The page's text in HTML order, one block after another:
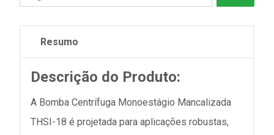
Resumo
Descrição do Produto:
A Bomba Centrífuga Monoestágio Mancalizada
THSI-18 é projetada para aplicações robustas,